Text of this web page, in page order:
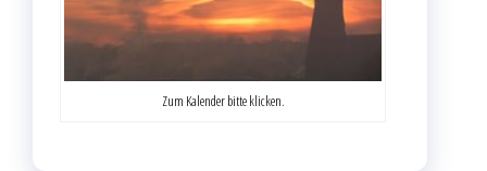
Zum Kalender bitte klicken.